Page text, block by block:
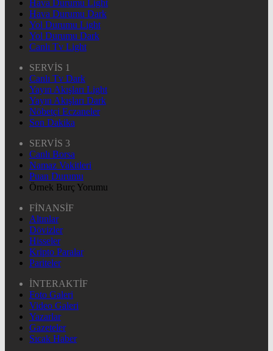
Hava Durumu Light
Hava Durumu Dark
Yol Durumu Light
Yol Durumu Dark
Canlı Tv Light
SERVİS 1
Canlı Tv Dark
Yayın Akışları Light
Yayın Akışları Dark
Nöbetçi Eczaneler
Son Dakika
SERVİS 3
Canlı Borsa
Namaz Vakitleri
Puan Durumu
Örnek Burç Yorumu
FİNANSİF
Altınlar
Dövizler
Hisseler
Kripto Paralar
Pariteler
İNTERAKTİF
Foto Galeri
Video Galeri
Yazarlar
Gazeteler
Sıcak Haber